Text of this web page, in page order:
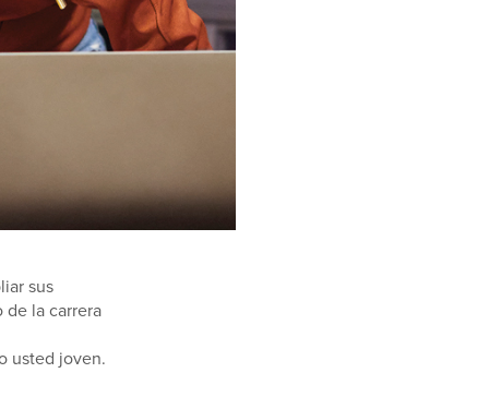
sus
la carrera
usted joven.